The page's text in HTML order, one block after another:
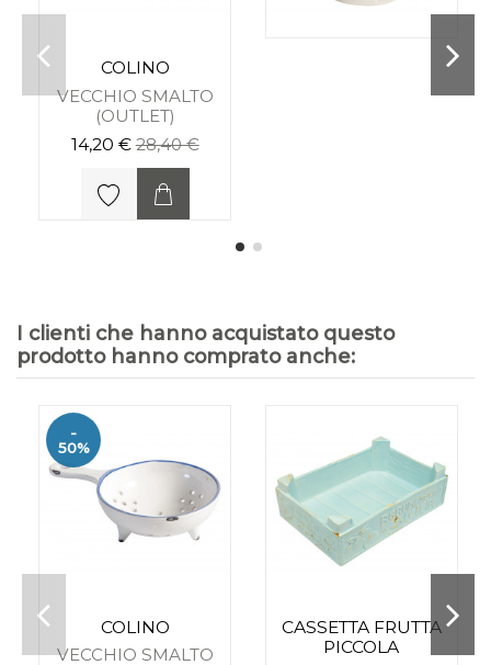
COLINO
VECCHIO SMALTO
(OUTLET)
14,20 €28,40 €
I clienti che hanno acquistato questo
prodotto hanno comprato anche:
-
50%
COLINO
VECCHIO SMALTO
CASSETTA FRUTTA
PICCOLA